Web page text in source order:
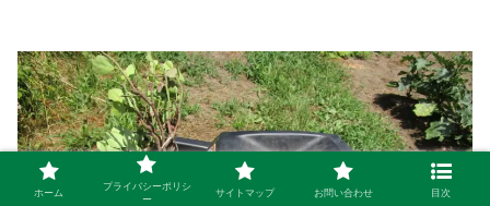
ホーム
プライバシーポリシ
ー
サイトマップ お問い合わせ 目次